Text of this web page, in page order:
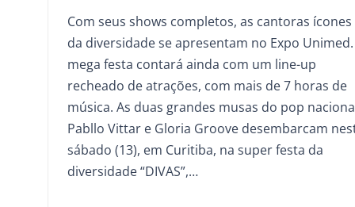
Com seus shows completos, as cantoras ícones
da diversidade se apresentam no Expo Unimed.
mega festa contará ainda com um line-up
recheado de atrações, com mais de 7 horas de
música. As duas grandes musas do pop
Pabllo Vittar e Gloria Groove desembarcam
sábado (13), em Curitiba, na super festa da
diversidade “DIVAS”,…